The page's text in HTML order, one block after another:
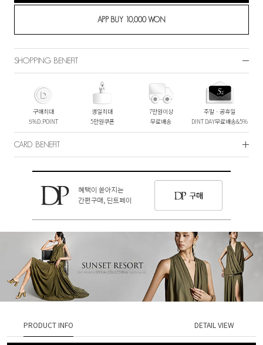
SHOPPING BENEFIT
구매최대
5%D.POINT
생일최대
5만원쿠폰
7만원이상
무료배송
주말ㆍ공휴일
DINT DAY무료배송&5%
CARD BENEFIT
PRODUCT INFO DETAIL VIEW